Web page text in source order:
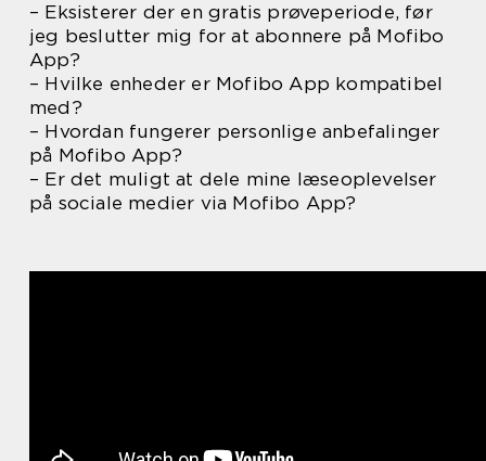
– Eksisterer der en gratis prøveperiode, før
jeg beslutter mig for at abonnere på Mofibo
App?
– Hvilke enheder er Mofibo App kompatibel
med?
– Hvordan fungerer personlige anbefalinger
på Mofibo App?
– Er det muligt at dele mine læseoplevelser
på sociale medier via Mofibo App?